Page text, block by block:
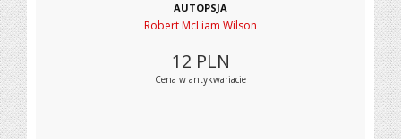
AUTOPSJA
Robert McLiam Wilson
12 PLN
Cena w antykwariacie